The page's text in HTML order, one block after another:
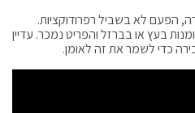
הפעם לא בשביל רפרודוקציות.
בעץ או בברזל והפריט נמכר. עדיין
כדי לשמר את זה לאומן.